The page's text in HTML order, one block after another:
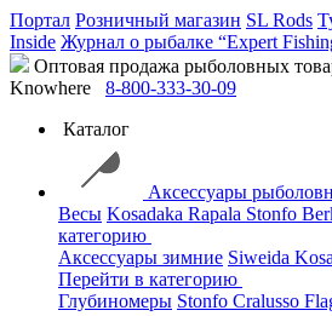
Портал Розничный магазин SL Rods
Inside Журнал о рыбалке “Expert
Оптовая продажа рыболовных
Knowhere
8-800-333-30-09
Каталог
Аксессуары
Весы Kosadaka Rapala Stonfo
категорию
Аксессуары зимние Siweida
Перейти в категорию
Глубиномеры Stonfo Cralusso